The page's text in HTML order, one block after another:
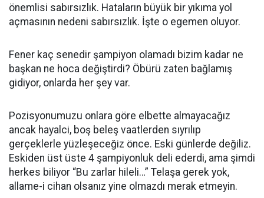
önemlisi sabırsızlık. Hataların büyük bir yıkıma yol
açmasının nedeni sabırsızlık. İşte o egemen oluyor.
Fener kaç senedir şampiyon olamadı bizim kadar ne
başkan ne hoca değiştirdi? Öbürü zaten bağlamış
gidiyor, onlarda her şey var.
Pozisyonumuzu onlara göre elbette almayacağız
ancak hayalci, boş beleş vaatlerden sıyrılıp
gerçeklerle yüzleşeceğiz önce. Eski günlerde değiliz.
Eskiden üst üste 4 şampiyonluk deli ederdi, ama şimdi
herkes biliyor “Bu zarlar hileli…” Telaşa gerek yok,
allame-i cihan olsanız yine olmazdı merak etmeyin.